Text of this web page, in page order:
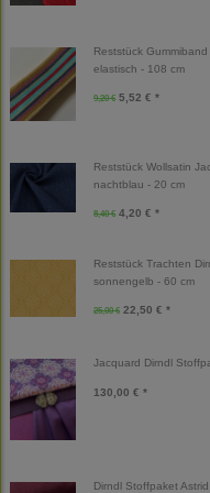
Reststück
elastisch - 108 cm
9,20 € 5,52 € *
Reststück Wollsatin
nachtblau - 20 cm
8,40 € 4,20 € *
Reststück Trachten
sonnengelb - 60 cm
25,00 € 22,50 € *
Jacquard Dirndl
130,00 € *
Dirndl Stoffpaket Astrid